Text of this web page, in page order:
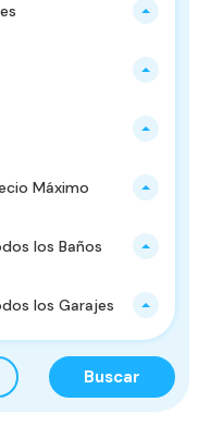
Máximo
los Baños
los Garajes
Buscar